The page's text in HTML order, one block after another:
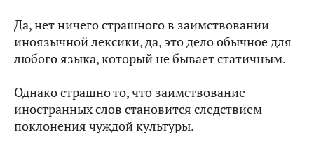
Да, нет ничего страшного в заимствовании
иноязычной лексики, да, это дело обычное для
любого языка, который не бывает статичным.
Однако страшно то, что заимствование
иностранных слов становится следствием
поклонения чуждой культуры.